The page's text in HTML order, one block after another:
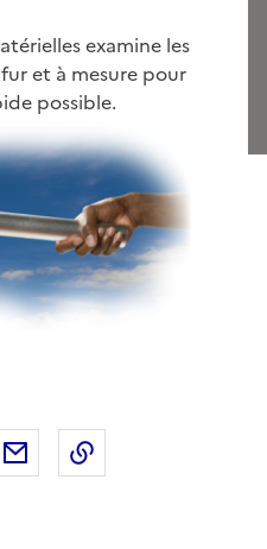
examine les
et à mesure pour
possible.
X sur LinkedIn
Partager par email